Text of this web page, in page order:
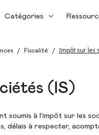
Catégories
/ Fiscalité / Impôt sur les
(IS)
soumis à l’impôt sur
délais à respecter,